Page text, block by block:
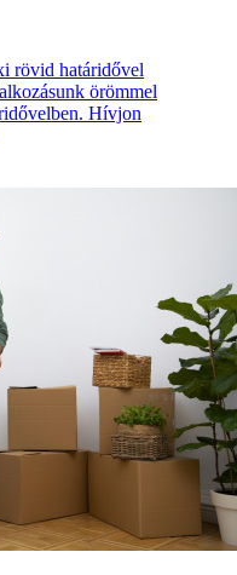
rövid határidővel
örömmel
Hívjon